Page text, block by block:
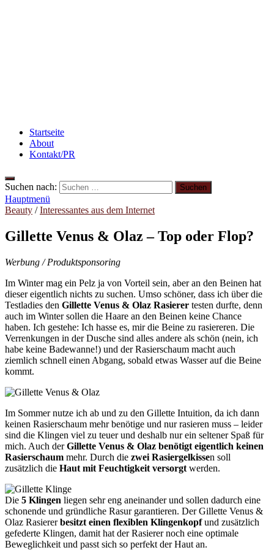
Startseite
About
Kontakt/PR
Suchen nach:
Hauptmenü
Beauty /Interessantes aus dem Internet
Gillette Venus & Olaz – Top oder Flop?
Werbung / Produktsponsoring
Im Winter mag ein Pelz ja von Vorteil sein, aber an den Beinen hat
dieser eigentlich nichts zu suchen. Umso schöner, dass ich über die
Testladies den Gillette Venus & Olaz Rasierer testen durfte, denn
auch im Winter sollen die Haare an den Beinen keine Chance
haben. Ich gestehe: Ich hasse es, mir die Beine zu rasiereren. Die
Verrenkungen in der Dusche sind alles andere als schön (nein, ich
habe keine Badewanne!) und der Rasierschaum macht auch
ziemlich schnell einen Abgang, sobald etwas Wasser auf die Beine
kommt.
Im Sommer nutze ich ab und zu den Gillette Intuition, da ich dann
keinen Rasierschaum mehr benötige und nur rasieren muss – leider
sind die Klingen viel zu teuer und deshalb nur ein seltener Spaß für
mich. Auch derGillette Venus & Olaz benötigt eigentlich keinen
Rasierschaum mehr. Durch die zwei Rasiergelkissen soll
zusätzlich die Haut mit Feuchtigkeit versorgt werden.
Die 5 Klingen liegen sehr eng aneinander und sollen dadurch eine
schonende und gründliche Rasur garantieren. Der Gillette Venus &
Olaz Rasiererbesitzt einen flexiblen Klingenkopfund zusätzlich
gefederte Klingen, damit hat der Rasierer noch eine optimale
Beweglichkeit und passt sich so perfekt der Haut an.